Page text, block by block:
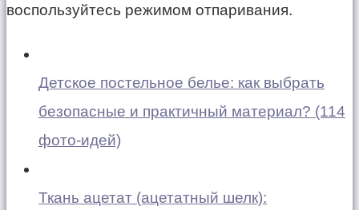
воспользуйтесь режимом отпаривания.
Детское постельное белье: как выбрать
безопасные и практичный материал? (114
фото-идей)
Ткань ацетат (ацетатный шелк):